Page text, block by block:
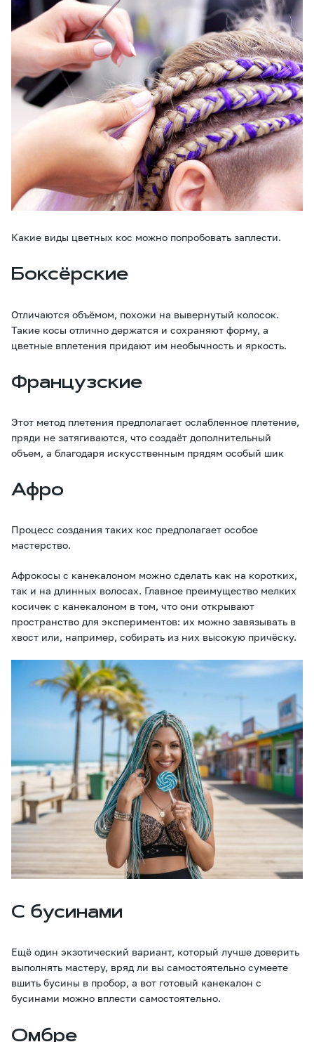
Какие виды цветных кос можно попробовать заплести.
Боксёрские
Отличаются объёмом, похожи на вывернутый колосок.
Такие косы отлично держатся и сохраняют форму, а
цветные вплетения придают им необычность и яркость.
Французские
Этот метод плетения предполагает ослабленное плетение,
пряди не затягиваются, что создаёт дополнительный
объем, а благодаря искусственным прядям особый шик
Афро
Процесс создания таких кос предполагает особое
мастерство.
Афрокосы с канекалоном можно сделать как на коротких,
так и на длинных волосах. Главное преимущество мелких
косичек с канекалоном в том, что они открывают
пространство для экспериментов: их можно завязывать в
хвост или, например, собирать из них высокую причёску.
С бусинами
Ещё один экзотический вариант, который лучше доверить
выполнять мастеру, вряд ли вы самостоятельно сумеете
вшить бусины в пробор, а вот готовый канекалон с
бусинами можно вплести самостоятельно.
Омбре